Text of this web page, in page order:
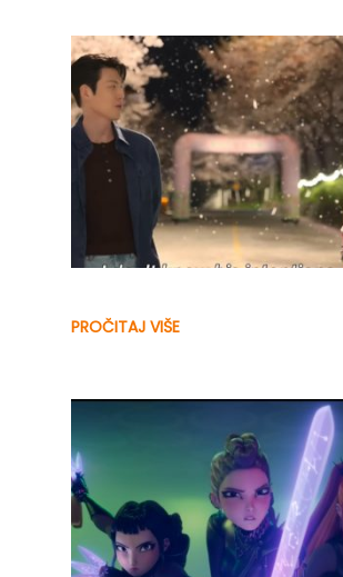
PROČITAJ VIŠE